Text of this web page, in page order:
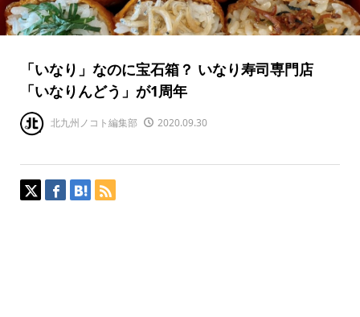
「いなり」なのに宝石箱？ いなり寿司専門店
「いなりんどう」が1周年
北九州ノコト編集部 2020.09.30